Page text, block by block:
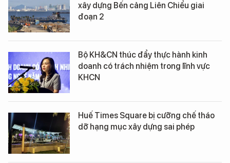
xây dựng Bến cảng Liên Chiểu giai
đoạn 2
Bộ KH&CN thúc đẩy thực hành kinh
doanh có trách nhiệm trong lĩnh vực
KHCN
Huế Times Square bị cưỡng chế tháo
dỡ hạng mục xây dựng sai phép